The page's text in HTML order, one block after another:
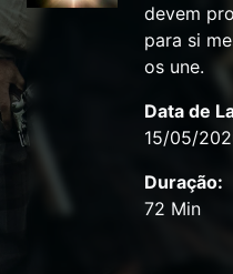
devem
para si
os une.
Data de
15/05/
Duração:
72 Min